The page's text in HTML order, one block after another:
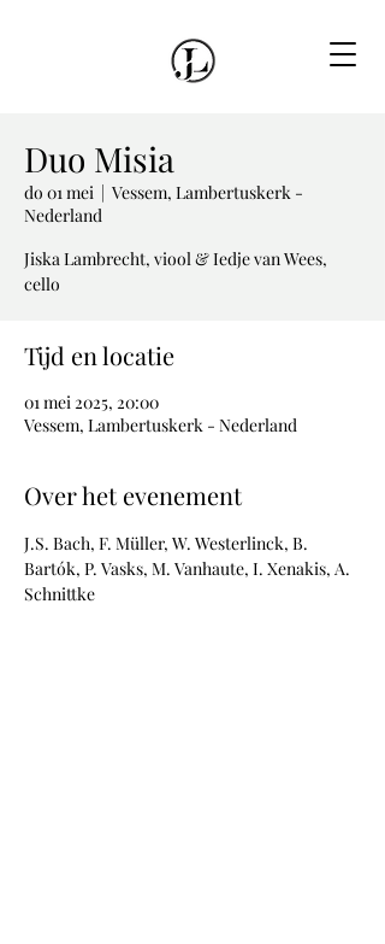
Duo Misia
do 01 mei
  |
Vessem, Lambertuskerk -
Nederland
Jiska Lambrecht, viool & Iedje van Wees,
cello
Tijd en locatie
01 mei 2025, 20:00
Vessem, Lambertuskerk - Nederland
Over het evenement
J.S. Bach, F. Müller, W. Westerlinck, B.
Bartók, P. Vasks, M. Vanhaute, I. Xenakis, A.
Schnittke